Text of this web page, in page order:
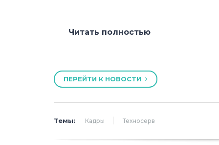
Читать полностью
формирование системы мотивации
ПЕРЕЙТИ К НОВОСТИ
Темы: Кадры Техносерв